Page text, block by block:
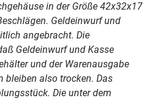
in der Größe 42x32x17
Geldeinwurf und
angebracht. Die
Geldeinwurf und Kasse
und der Warenausgabe
bleiben also trocken. Das
Die unter dem